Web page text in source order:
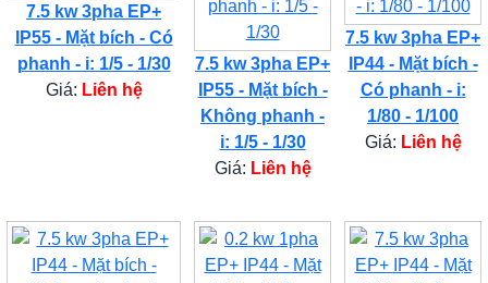
7.5 kw 3pha EP+
IP55 - Mặt bích - Có
phanh - i: 1/5 - 1/30
Giá: Liên hệ
7.5 kw 3pha EP+
IP55 - Mặt bích -
Không phanh -
i: 1/5 - 1/30
Giá: Liên hệ
7.5 kw 3pha EP+
IP44 - Mặt bích -
Có phanh - i:
1/80 - 1/100
Giá: Liên hệ